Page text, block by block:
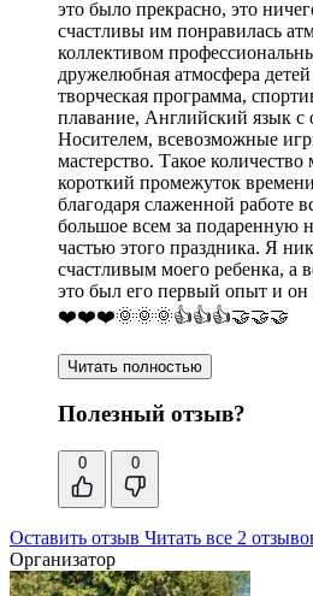
это было прекрасно, это
счастливы им понравилась
коллективом
дружелюбная атмосфера
творческая программа,
плавание, Английский язык
Носителем, всевозможные
мастерство. Такое количество
короткий промежуток
благодаря слаженной работе
большое всем за подаренную
частью этого праздника. Я
счастливым моего ребенка, а
это был его первый опыт и
❤️❤️❤️🌞🌞🌞👍👍👍🤝🤝🤝
Читать полностью
Полезный отзыв?
0 0
Оставить отзыв Читать все 2
Организатор